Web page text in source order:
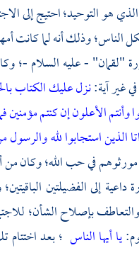
هو التوحيد؛ احتيج إلى
الناس؛ وذلك أنه لما
"لقمان" - عليه السلام -
غير آية:نـزل عليك الكتاب
وأنتم الأعلون إن كنتم مؤمنين
الذين استجابوا لله
في حب الله؛ وكان من
إلى الفضيلتين
بإصلاح الشأن؛
يا أيها الناس ؛ بعد